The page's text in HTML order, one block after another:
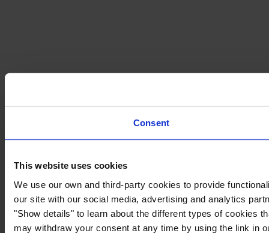
Consent
This website uses cookies
We use our own and third-party cookies to provide
our site with our social media, advertising and analytics
"Show details" to learn about the different types of cookies
may withdraw your consent at any time by using the link in